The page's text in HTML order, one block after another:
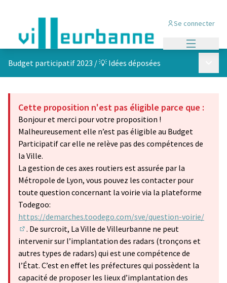
Se connecter
Budget participatif 2023 /💡 Idées déposées
Cette proposition n'est pas éligible parce que :
Bonjour et merci pour votre proposition !
Malheureusement elle n’est pas éligible au Budget
Participatif car elle ne relève pas des compétences de
la Ville.
La gestion de ces axes routiers est assurée par la
Métropole de Lyon, vous pouvez les contacter pour
toute question concernant la voirie via la plateforme
Todegoo:
https://demarches.toodego.com/sve/question-voirie/
(Lien externe)
. De surcroit, La Ville de Villeurbanne ne peut
intervenir sur l’implantation des radars (tronçons et
autres types de radars) qui est une compétence de
l’État. C’est en effet les préfectures qui possèdent la
capacité de proposer les lieux d’implantation des